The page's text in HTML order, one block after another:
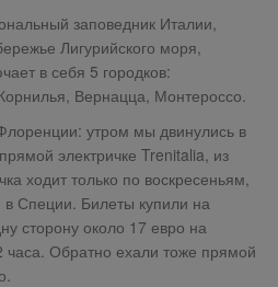
заповедник Италии,
Лигурийского моря,
в себя 5 городков:
Вернацца, Монтероссо.
утром мы двинулись в
электричке Trenitalia, из
ходит только по воскресеньям,
Специи. Билеты купили на
сторону около 17 евро на
часа. Обратно ехали тоже прямой